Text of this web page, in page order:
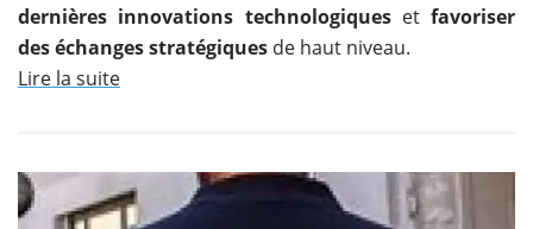
dernières innovations technologiqueset favoriser
des échanges stratégiques de haut niveau.
Lire la suite